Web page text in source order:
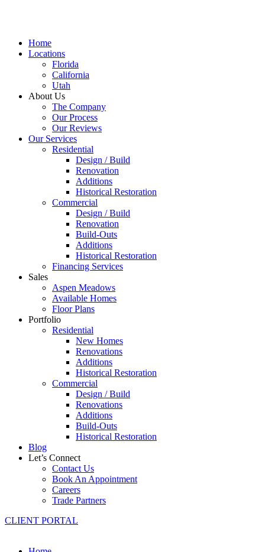
Home
Locations
Florida
California
Utah
About Us
The Company
Our Process
Our Reviews
Our Services
Residential
Design / Build
Renovation
Additions
Historical Restoration
Commercial
Design / Build
Renovation
Build-Outs
Additions
Historical Restoration
Financing Services
Sales
Aspen Meadows
Available Homes
Floor Plans
Portfolio
Residential
New Homes
Renovations
Additions
Historical Restoration
Commercial
Design / Build
Renovations
Additions
Build-Outs
Historical Restoration
Blog
Let’s Connect
Contact Us
Book An Appointment
Careers
Trade Partners
CLIENT PORTAL